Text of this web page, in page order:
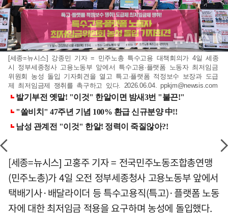
[세종=뉴시스] 강종민 기자 = 민주노총 특수고용 대책회의가 4일 세종
시 정부세종청사 고용노동부 앞에서 특수고용·플랫폼 노동자 최저임금
위원회 농성 돌입 기자회견을 열고 특고·플랫폼 적정보수 보장과 도급
제 최저임금제 쟁취를 촉구하고 있다. 2026.06.04.ppkjm@newsis.com
[세종=뉴시스] 고홍주 기자 = 전국민주노동조합총연맹
(민주노총)가 4일 오전 정부세종청사 고용노동부 앞에서
택배기사·배달라이더 등 특수고용직(특고)·플랫폼 노동
자에 대한 최저임금 적용을 요구하며 농성에 돌입했다.